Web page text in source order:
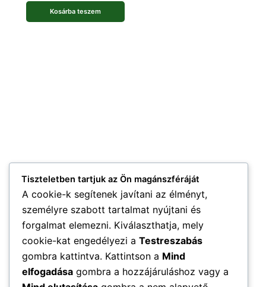
Kosárba teszem
Tiszteletben tartjuk az Ön magánszféráját
A cookie-k segítenek javítani az élményt,
személyre szabott tartalmat nyújtani és
forgalmat elemezni. Kiválaszthatja, mely
cookie-kat engedélyezi a Testreszabás
gombra kattintva. Kattintson a Mind
elfogadása gombra a hozzájáruláshoz vagy a